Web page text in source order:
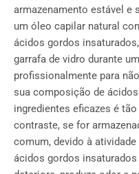
armazenamento estável e
um óleo capilar natural
ácidos gordos
garrafa de vidro durante
profissionalmente para
sua composição de
ingredientes eficazes é
contraste, se for
comum, devido à
ácidos gordos